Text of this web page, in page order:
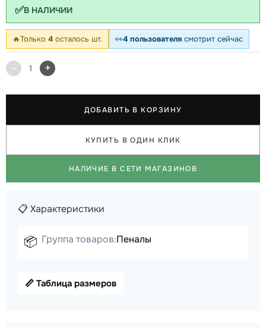
✅В НАЛИЧИИ
🔥Только 4 осталось шт. 👀4 пользователя смотрит сейчас
- 1 +
ДОБАВИТЬ В КОРЗИНУ
КУПИТЬ В ОДИН КЛИК
НАЛИЧИЕ В СЕТИ МАГАЗИНОВ
📋 Характеристики
📦 Группа товаров:Пеналы
📏 Таблица размеров